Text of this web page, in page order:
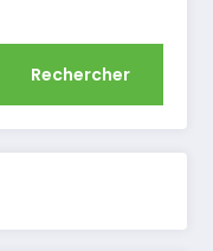
Rechercher